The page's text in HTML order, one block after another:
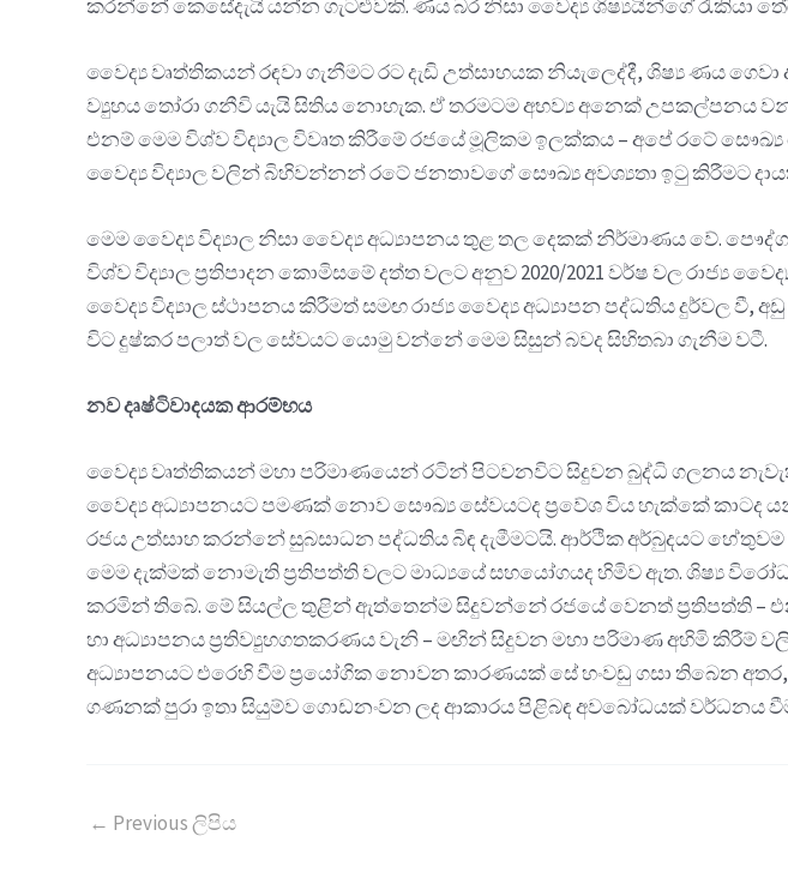
කරන්නේ කෙසේදැයි යන්න ගැටළුවකි. ණය බර නිසා වෛද්‍ය ශිෂ්‍යයින්ගේ රැකියා
වෛද්‍ය වෘත්තිකයන් රඳවා ගැනීමට රට දැඩි උත්සාහයක නියැලෙද්දී, ශිෂ්‍ය ණය
ව්‍යුහය තෝරා ගනීවි යැයි සිතිය නොහැක. ඒ තරමටම අභව්‍ය අනෙක් උපකල්පනය
එනම් මෙම විශ්ව විද්‍යාල විවෘත කිරීමේ රජයේ මූලිකම ඉලක්කය – අපේ රටේ
වෛද්‍ය විද්‍යාල වලින් බිහිවන්නන් රටේ ජනතාවගේ සෞඛ්‍ය අවශ්‍යතා ඉටු කිරීමට
මෙම වෛද්‍ය විද්‍යාල නිසා වෛද්‍ය අධ්‍යාපනය තුළ තල දෙකක් නිර්මාණය වේ.
විශ්ව විද්‍යාල ප්‍රතිපාදන කොමිසමේ දත්ත වලට අනුව 2020/2021 වර්ෂ වල රාජ්‍ය
වෛද්‍ය විද්‍යාල ස්ථාපනය කිරීමත් සමඟ රාජ්‍ය වෛද්‍ය අධ්‍යාපන පද්ධතිය දුර්වල
විට දුෂ්කර පලාත් වල සේවයට යොමු වන්නේ මෙම සිසුන් බවද සිහිතබා ගැනීම වටී.
නව දෘෂ්ටිවාදයක ආරම්භය
වෛද්‍ය වෘත්තිකයන් මහා පරිමාණයෙන් රටින් පිටවනවිට සිදුවන බුද්ධි ගලනය
වෛද්‍ය අධ්‍යාපනයට පමණක් නොව සෞඛ්‍ය සේවයටද ප්‍රවේශ විය හැක්කේ කාටද
රජය උත්සාහ කරන්නේ සුබසාධන පද්ධතිය බිඳ දැමීමටයි. ආර්ථික අර්බුදයට
මෙම දැක්මක් නොමැති ප්‍රතිපත්ති වලට මාධ්‍යයේ සහයෝගයද හිමිව ඇත. ශිෂ්‍ය
කරමින් තිබේ. මේ සියල්ල තුළින් ඇත්තෙන්ම සිදුවන්නේ රජයේ වෙනත් ප්‍රතිපත්ති –
හා අධ්‍යාපනය ප්‍රතිව්‍යුහගතකරණය වැනි – මඟින් සිදුවන මහා පරිමාණ අහිමි
අධ්‍යාපනයට එරෙහි වීම ප්‍රයෝගික නොවන කාරණයක් සේ හංවඩු ගසා තිබෙන
ගණනක් පුරා ඉතා සියුම්ව ගොඩනංවන ලද ආකාරය පිළිබඳ අවබෝධයක් වර්ධනය
← Previous ලිපිය